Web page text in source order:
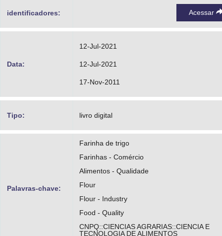
identificadores: Acessar
Data:
12-Jul-2021
12-Jul-2021
17-Nov-2011
Tipo: livro digital
Palavras-chave:
Farinha de trigo
Farinhas - Comércio
Alimentos - Qualidade
Flour
Flour - Industry
Food - Quality
CNPQ::CIENCIAS AGRARIAS::CIENCIA E
TECNOLOGIA DE ALIMENTOS